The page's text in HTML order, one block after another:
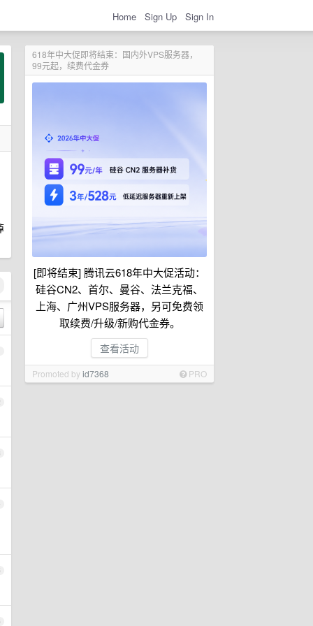
Home Sign Up Sign In
618年中大促即将结束：国内外VPS服务器，
99元起，续费代金券
[即将结束] 腾讯云618年中大促活动：
硅谷CN2、首尔、曼谷、法兰克福、
上海、广州VPS服务器，另可免费领
取续费/升级/新购代金券。
查看活动
Promoted byid7368 PRO